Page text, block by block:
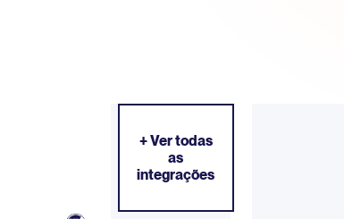
+ Ver todas
as
integrações